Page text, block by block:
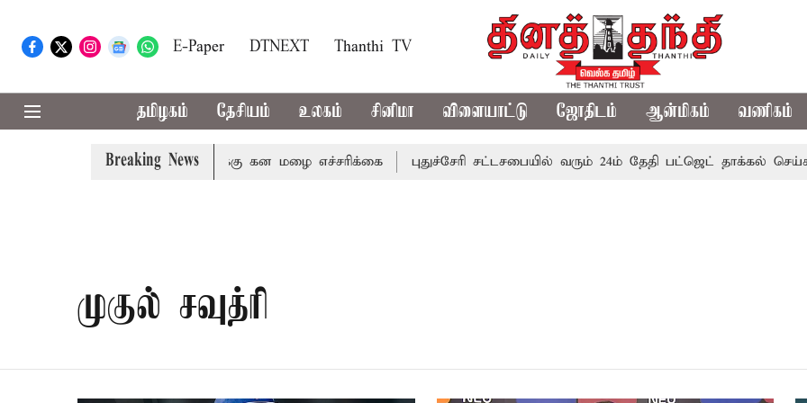
E-Paper DTNEXT Thanthi TV
தமிழகம் தேசியம் உலகம் சினிமா விளையாட்டு ஜோதிடம் ஆன்மிகம் வணிகம்
Breaking News
ஆகிய மாவட்டங்களுக்கு கன மழை எச்சரிக்கை புதுச்சேரி சட்டசபையில் வரும் 24ம் தேதி பட்ஜெட் தாக்கல்
முகுல் சவுத்ரி